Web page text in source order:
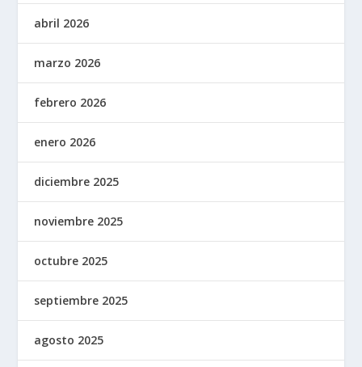
abril 2026
marzo 2026
febrero 2026
enero 2026
diciembre 2025
noviembre 2025
octubre 2025
septiembre 2025
agosto 2025